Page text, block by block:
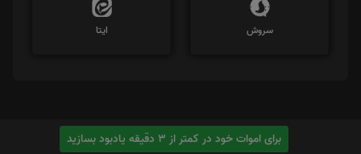
سروش ایتا
برای اموات خود در کمتر از 3 دقیقه یادبود بسازید